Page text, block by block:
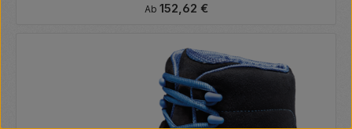
Regulärer Preis:
Ab 152,62 €